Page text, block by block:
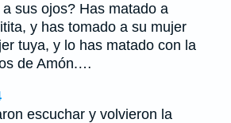
sus ojos? Has matado a
y has tomado a su mujer
tuya, y lo has matado con la
de Amón.…
escuchar y volvieron la